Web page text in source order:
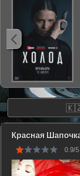
Красная
0.9/